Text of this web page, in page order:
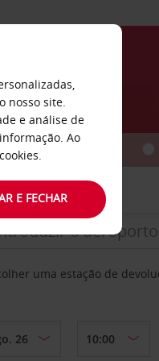
CARRO
EM
uma estação de
nosso site.
e análise de
Ao
E FECHAR